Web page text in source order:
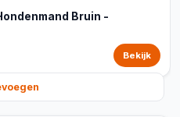
Bruin -
Bekijk